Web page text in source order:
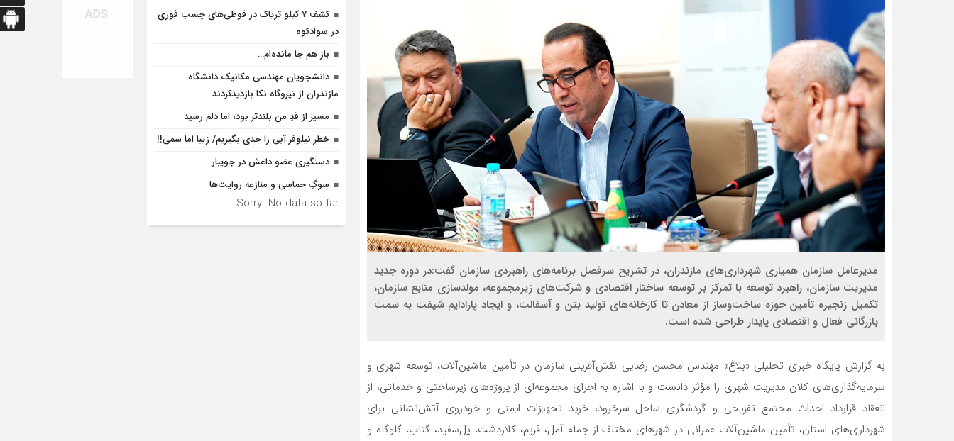
مدیرعامل سازمان همیاری شهرداری‌های مازندران، در تشریح سرفصل برنامه‌های راهبردی سازمان گفت:در دوره جدید
مدیریت سازمان، راهبرد توسعه با تمرکز بر توسعه ساختار اقتصادی و شرکت‌های زیرمجموعه، مولدسازی منابع سازمان،
تکمیل زنجیره تأمین حوزه ساخت‌وساز از معادن تا کارخانه‌های تولید بتن و آسفالت، و ایجاد پارادایم شیفت به سمت
بازرگانی فعال و اقتصادی پایدار طراحی شده است.
به گزارش پایگاه خبری تحلیلی «بلاغ» مهندس محسن رضایی نقش‌آفرینی سازمان در تأمین ماشین‌آلات، توسعه شهری و
سرمایه‌گذاری‌های کلان مدیریت شهری را مؤثر دانست و با اشاره به اجرای مجموعه‌ای از پروژه‌های زیرساختی و خدماتی، از
انعقاد قرارداد احداث مجتمع تفریحی و گردشگری ساحل سرخرود، خرید تجهیزات ایمنی و خودروی آتش‌نشانی برای
شهرداری‌های استان، تأمین ماشین‌آلات عمرانی در شهرهای مختلف از جمله آمل، فریم، کلاردشت، پل‌سفید، گتاب، گلوگاه و
کشف 7 کیلو تریاک در قوطی‌‌های چسب فوری
در سوادکوه
باز هم جا مانده‌ام…
دانشجویان مهندسی مکانیک دانشگاه
مازندران از نيروگاه نکا بازديدكردند
مسیر از قدِ من بلندتر بود، اما دلم رسید
خطر نیلوفر آبی را جدی بگیریم/ زیبا اما سمی!!
دستگیری عضو داعش در جویبار
سوگِ حماسی و منازعه روایت‌ها
Sorry. No data so far.